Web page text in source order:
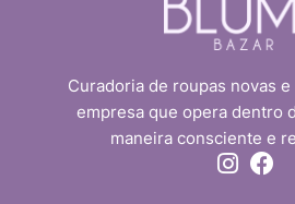
Curadoria de roupas novas
empresa que opera dentro
maneira consciente e